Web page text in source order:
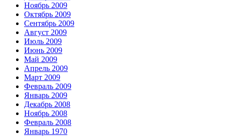
Ноябрь 2009
Октябрь 2009
Сентябрь 2009
Август 2009
Июль 2009
Июнь 2009
Май 2009
Апрель 2009
Март 2009
Февраль 2009
Январь 2009
Декабрь 2008
Ноябрь 2008
Февраль 2008
Январь 1970